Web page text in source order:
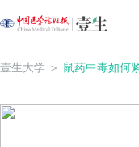
壹生大学 ＞ 鼠药中毒如何